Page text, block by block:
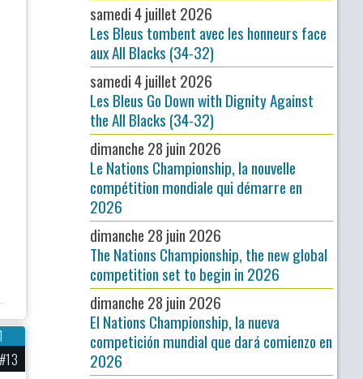
#13
samedi 4 juillet 2026
Les Bleus tombent avec les honneurs face
aux All Blacks (34-32)
samedi 4 juillet 2026
Les Bleus Go Down with Dignity Against
the All Blacks (34-32)
dimanche 28 juin 2026
Le Nations Championship, la nouvelle
compétition mondiale qui démarre en
2026
dimanche 28 juin 2026
The Nations Championship, the new global
competition set to begin in 2026
dimanche 28 juin 2026
El Nations Championship, la nueva
competición mundial que dará comienzo en
2026